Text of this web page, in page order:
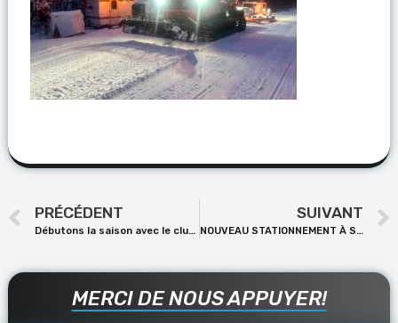
PRÉCÉDENT
Débutons la saison avec le club 07-412
SUIVANT
NOUVEAU STATIONNEMENT À ST-TITE
MERCI DE NOUS APPUYER!